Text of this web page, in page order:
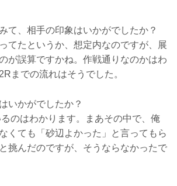
、相手の印象はいかがでしたか？
てたというか、想定内なのですが、展
が誤算ですかね。作戦通りなのかはわ
までの流れはそうでした。
かがでしたか？
のはわかります。まあその中で、俺
くても「砂辺よかった」と言ってもら
挑んだのですが、そうならなかったで